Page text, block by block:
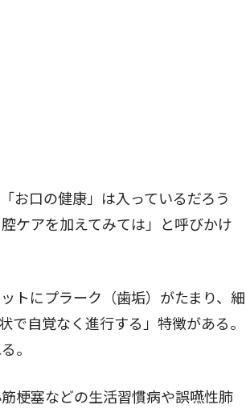
お口の健康」は入っているだろう
ケアを加えてみては」と呼びかけ
トにプラーク（歯垢）がたまり、細
で自覚なく進行する」特徴がある。
。
梗塞などの生活習慣病や誤嚥性肺